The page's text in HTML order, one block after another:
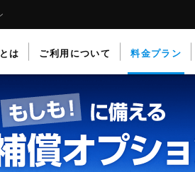
は ご利用について 料金プラン